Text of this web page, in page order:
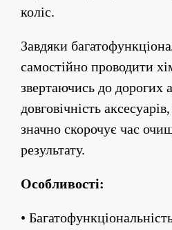
коліс.
Завдяки
самостійно проводити
звертаючись до дорогих
довговічність
значно скорочує час
результату.
Особливості:
•